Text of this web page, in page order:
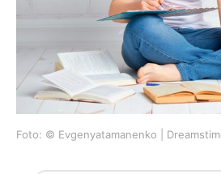
Foto: © Evgenyatamanenko |